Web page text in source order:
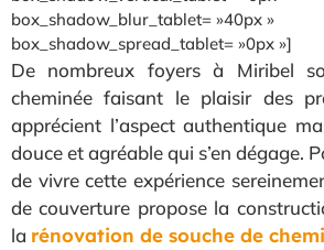
box_shadow_blur_tablet= »40px »
box_shadow_spread_tablet= »0px »]
De nombreux foyers à Miribel
cheminée faisant le plaisir des
apprécient l’aspect authentique
douce et agréable qui s’en dégage.
de vivre cette expérience
de couverture propose la
la rénovation de souche de